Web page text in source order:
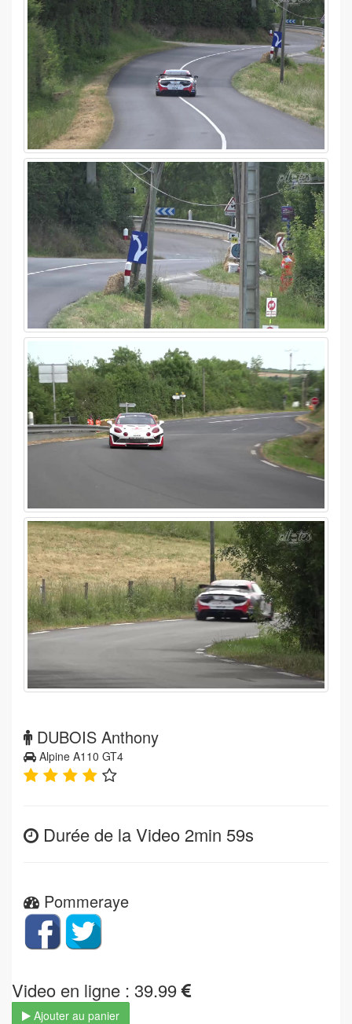
DUBOIS Anthony
Alpine A110 GT4
Durée de la Video 2min 59s
Pommeraye
Video en ligne : 39.99
Ajouter au panier